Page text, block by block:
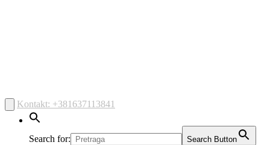
Kontakt: +381637113841
Search for: Search Button